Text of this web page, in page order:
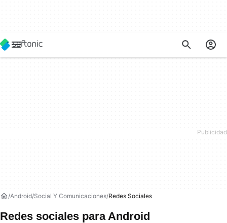
Android Social Y Comunicaciones Redes Sociales
Redes sociales para Android